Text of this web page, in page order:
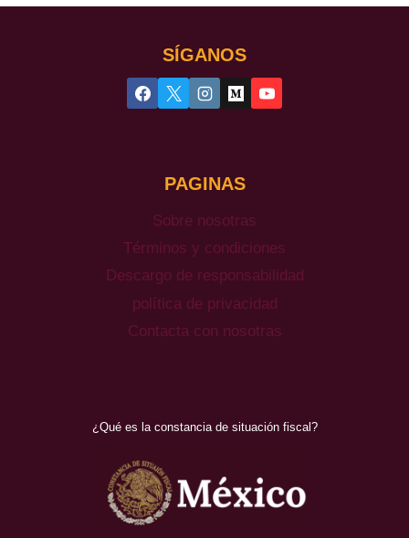
SÍGANOS
PAGINAS
Sobre nosotras
Términos y condiciones
Descargo de responsabilidad
política de privacidad
Contacta con nosotras
¿Qué es la constancia de situación fiscal?